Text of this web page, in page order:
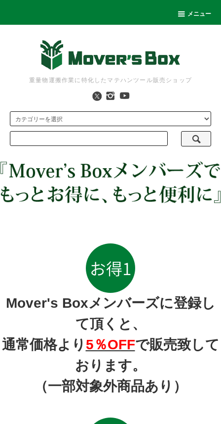
メニュー
重量物運搬作業に特化したマテハンツール販売ショップ
Mover's Boxメンバーズに登録し
て頂くと、
通常価格より 5％OFFで販売致して
おります。
（一部対象外商品あり）